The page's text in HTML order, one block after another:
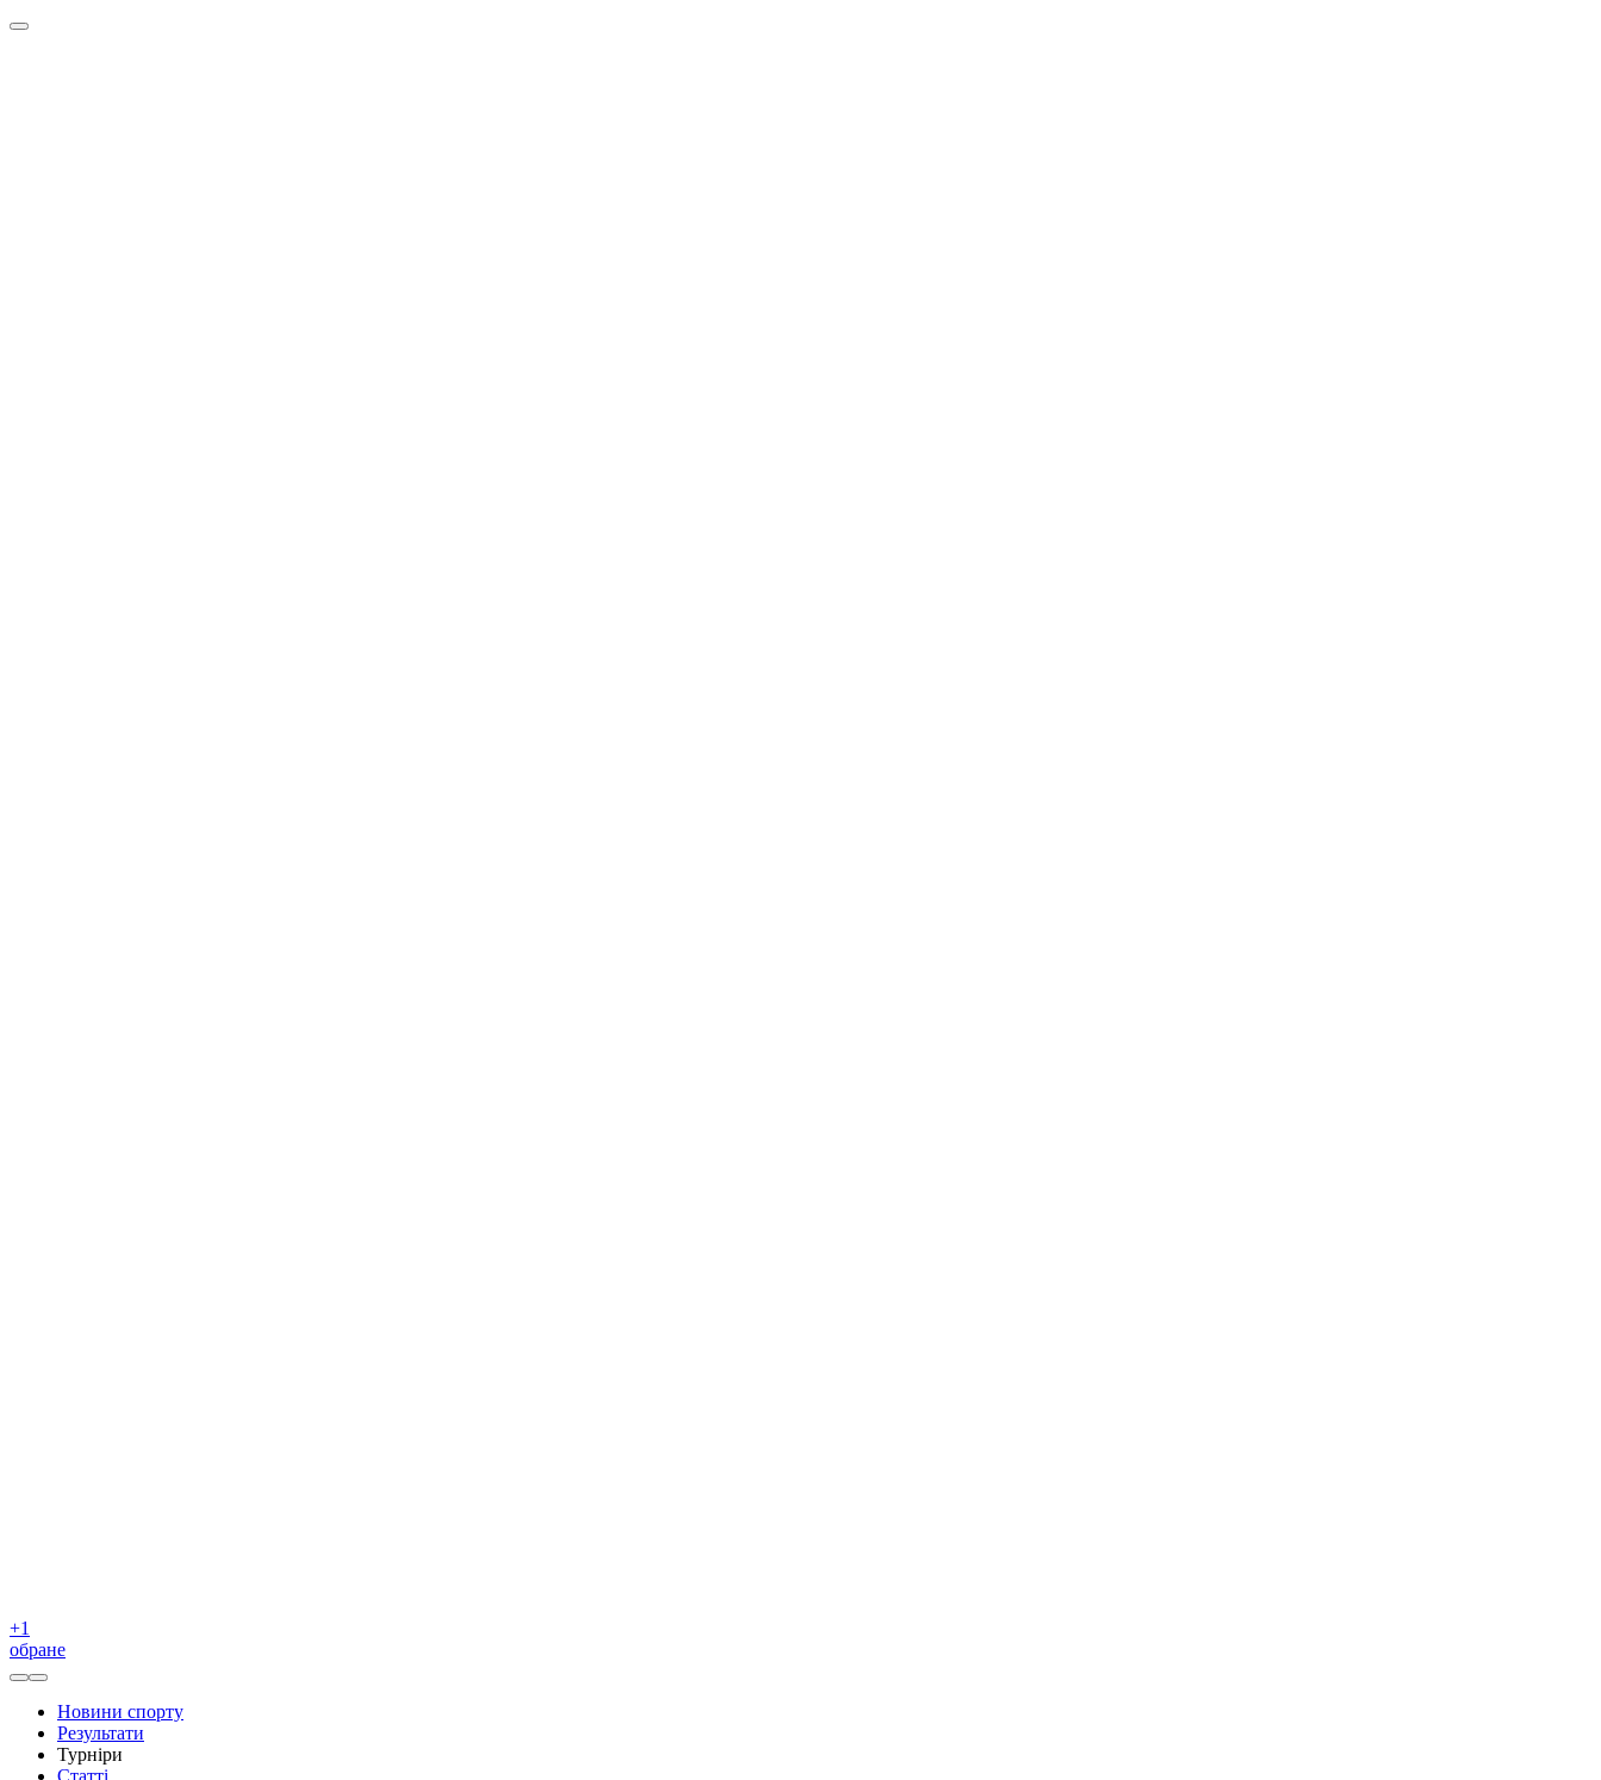
+1
обране
Новини спорту
Результати
Турніри
Статті